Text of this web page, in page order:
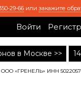
29-66 или закажите
Войти
в Москве >>
ООО «ГРЕНЕЛЬ» ИНН